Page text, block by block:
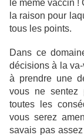
le même vaccin !
la raison pour
tous les points.
Dans ce
décisions à la
à prendre une
vous ne sentez
toutes les
vous serez
savais pas